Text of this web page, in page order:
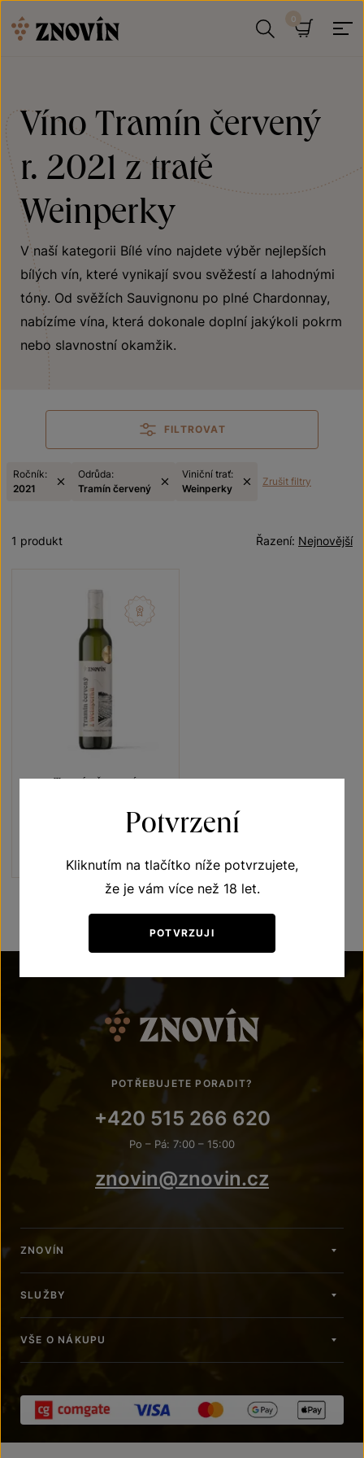
Víno Tramín červený
r. 2021 z tratě
Weinperky
V naší kategorii Bílé víno najdete výběr nejlepších
bílých vín, které vynikají svou svěžestí a lahodnými
tóny. Od svěžích Sauvignonu po plné Chardonnay,
nabízíme vína, která dokonale doplní jakýkoli pokrm
nebo slavnostní okamžik.
FILTROVAT
Ročník:
2021
Odrůda:
Tramín červený
Viniční trať:
Weinperky
Zrušit filtry
Nejnovější
Řazení:
1 produkt
Tramín červený
výběr z hroznů 2021
160Kč
POTŘEBUJETE PORADIT?
+420 515 266 620
Po – Pá: 7:00 – 15:00
znovin@znovin.cz
ZNOVÍN
SLUŽBY
VŠE O NÁKUPU
Potvrzení
Kliknutím na tlačítko níže potvrzujete,
že je vám více než 18 let.
POTVRZUJI